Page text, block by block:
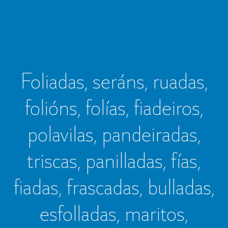
Foliadas, seráns, ruadas,
folións, folías, fiadeiros,
polavilas, pandeiradas,
triscas, panilladas, fías,
fiadas, frascadas, bulladas,
esfolladas, maritos,